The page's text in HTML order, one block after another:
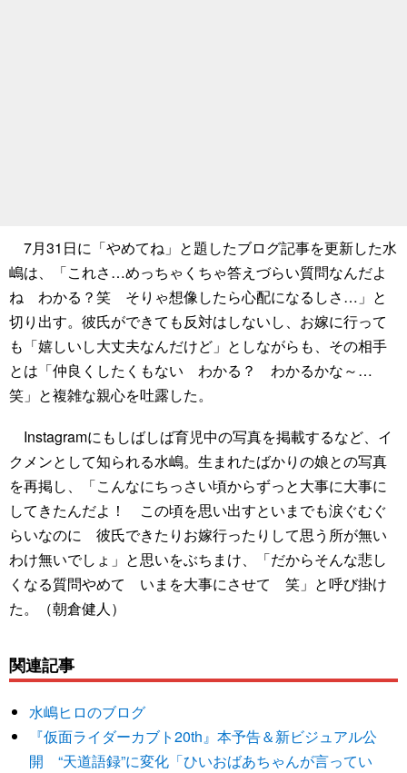
7月31日に「やめてね」と題したブログ記事を更新した水
嶋は、「これさ…めっちゃくちゃ答えづらい質問なんだよ
ね わかる？笑 そりゃ想像したら心配になるしさ…」と
切り出す。彼氏ができても反対はしないし、お嫁に行って
も「嬉しいし大丈夫なんだけど」としながらも、その相手
とは「仲良くしたくもない わかる？ わかるかな～…
笑」と複雑な親心を吐露した。
Instagramにもしばしば育児中の写真を掲載するなど、イ
クメンとして知られる水嶋。生まれたばかりの娘との写真
を再掲し、「こんなにちっさい頃からずっと大事に大事に
してきたんだよ！ この頃を思い出すといまでも涙ぐむぐ
らいなのに 彼氏できたりお嫁行ったりして思う所が無い
わけ無いでしょ」と思いをぶちまけ、「だからそんな悲し
くなる質問やめて いまを大事にさせて 笑」と呼び掛け
た。（朝倉健人）
関連記事
水嶋ヒロのブログ
『仮面ライダーカブト20th』本予告＆新ビジュアル公
開 “天道語録”に変化「ひいおばあちゃんが言ってい